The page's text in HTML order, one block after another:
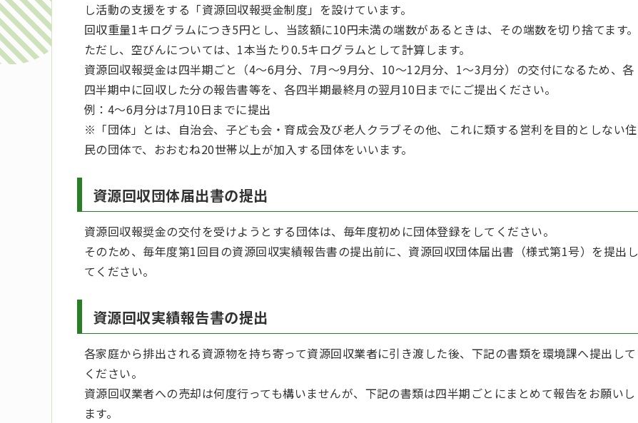
し活動の支援をする「資源回収報奨金制度」を設けています。
回収重量1キログラムにつき5円とし、当該額に10円未満の端数があるときは、その端数を切り捨てます。
ただし、空びんについては、1本当たり0.5キログラムとして計算します。
資源回収報奨金は四半期ごと（4～6月分、7月～9月分、10～12月分、1～3月分）の交付になるため、各
四半期中に回収した分の報告書等を、各四半期最終月の翌月10日までにご提出ください。
例：4～6月分は7月10日までに提出
※「団体」とは、自治会、子ども会・育成会及び老人クラブその他、これに類する営利を目的としない住
民の団体で、おおむね20世帯以上が加入する団体をいいます。
資源回収団体届出書の提出
資源回収報奨金の交付を受けようとする団体は、毎年度初めに団体登録をしてください。
そのため、毎年度第1回目の資源回収実績報告書の提出前に、資源回収団体届出書（様式第1号）を提出し
てください。
資源回収実績報告書の提出
各家庭から排出される資源物を持ち寄って資源回収業者に引き渡した後、下記の書類を環境課へ提出して
ください。
資源回収業者への売却は何度行っても構いませんが、下記の書類は四半期ごとにまとめて報告をお願いし
ます。